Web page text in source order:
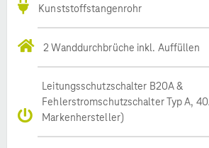
Kunststoffstangenrohr
2 Wanddurchbrüche inkl. Auffüllen
Leitungsschutzschalter B20A &
Fehlerstromschutzschalter Typ A,
Markenhersteller)